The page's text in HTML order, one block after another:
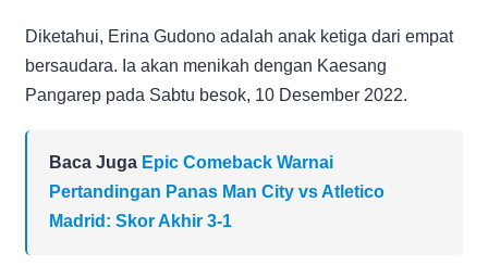
Diketahui, Erina Gudono adalah anak ketiga dari empat
bersaudara. Ia akan menikah dengan Kaesang
Pangarep pada Sabtu besok, 10 Desember 2022.
Baca Juga Epic Comeback Warnai
Pertandingan Panas Man City vs Atletico
Madrid: Skor Akhir 3-1